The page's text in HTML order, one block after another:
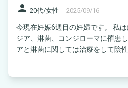
person 20代/女性 - 2025/09/16
今現在妊娠6週目の妊婦です。 私
ジア、淋菌、コンジローマに罹患
アと淋菌に関しては治療をして陰性